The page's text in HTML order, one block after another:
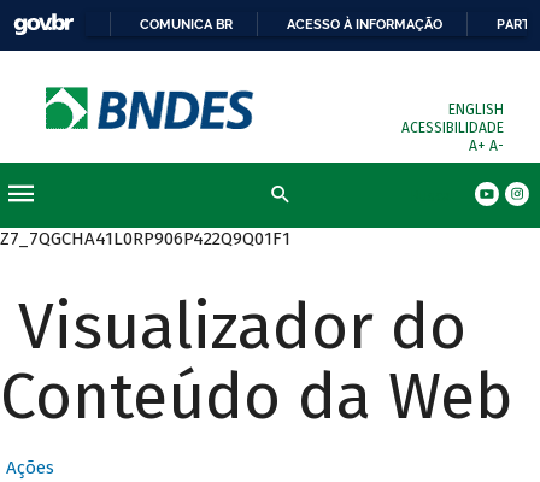
COMUNICA BR ACESSO À INFORMAÇÃO
ENGLISH
ACESSIBILIDADE
A+ A-
Z7_7QGCHA41L0RP906P422Q9Q01F1
Visualizador do
Conteúdo da Web
Ações